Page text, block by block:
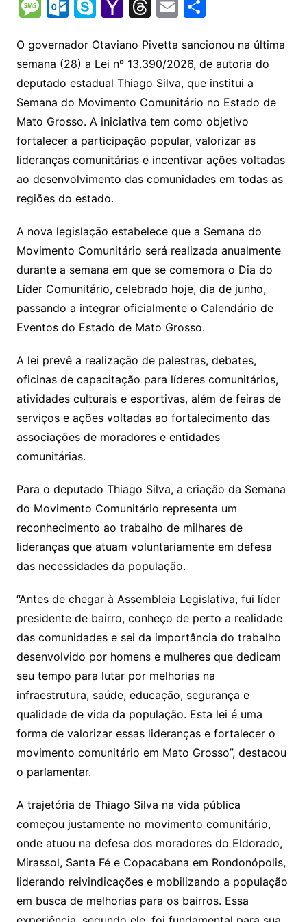
p
y
Li
n
k
at
s
A
p
p
e
gr
a
m
er t
k
e
dI
n
l
gl
e
Cl
a
sr
o
m
M
s
s
a
g
e
O
lo
o
k.
c
o
m
S
y
p
e
Y
h
o
o
M
ai
l
T
e
a
d
s
E
ai
l
S
ar
e
O governador Otaviano Pivetta sancionou na última
semana (28) a Lei nº 13.390/2026, de autoria do
deputado estadual Thiago Silva, que institui a
Semana do Movimento Comunitário no Estado de
Mato Grosso. A iniciativa tem como objetivo
fortalecer a participação popular, valorizar as
lideranças comunitárias e incentivar ações voltadas
ao desenvolvimento das comunidades em todas as
regiões do estado.
A nova legislação estabelece que a Semana do
Movimento Comunitário será realizada anualmente
durante a semana em que se comemora o Dia do
Líder Comunitário, celebrado hoje, dia de junho,
passando a integrar oficialmente o Calendário de
Eventos do Estado de Mato Grosso.
A lei prevê a realização de palestras, debates,
oficinas de capacitação para líderes comunitários,
atividades culturais e esportivas, além de feiras de
serviços e ações voltadas ao fortalecimento das
associações de moradores e entidades
comunitárias.
Para o deputado Thiago Silva, a criação da Semana
do Movimento Comunitário representa um
reconhecimento ao trabalho de milhares de
lideranças que atuam voluntariamente em defesa
das necessidades da população.
“Antes de chegar à Assembleia Legislativa, fui líder
presidente de bairro, conheço de perto a realidade
das comunidades e sei da importância do trabalho
desenvolvido por homens e mulheres que dedicam
seu tempo para lutar por melhorias na
infraestrutura, saúde, educação, segurança e
qualidade de vida da população. Esta lei é uma
forma de valorizar essas lideranças e fortalecer o
movimento comunitário em Mato Grosso”, destacou
o parlamentar.
A trajetória de Thiago Silva na vida pública
começou justamente no movimento comunitário,
onde atuou na defesa dos moradores do Eldorado,
Mirassol, Santa Fé e Copacabana em Rondonópolis,
liderando reivindicações e mobilizando a população
em busca de melhorias para os bairros. Essa